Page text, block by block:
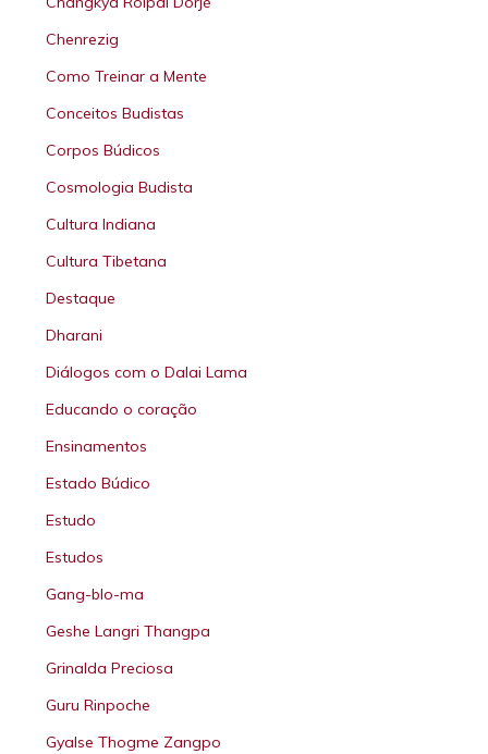
Chenrezig
Como Treinar a Mente
Conceitos Budistas
Corpos Búdicos
Cosmologia Budista
Cultura Indiana
Cultura Tibetana
Destaque
Dharani
Diálogos com o Dalai Lama
Educando o coração
Ensinamentos
Estado Búdico
Estudo
Estudos
Gang-blo-ma
Geshe Langri Thangpa
Grinalda Preciosa
Guru Rinpoche
Gyalse Thogme Zangpo